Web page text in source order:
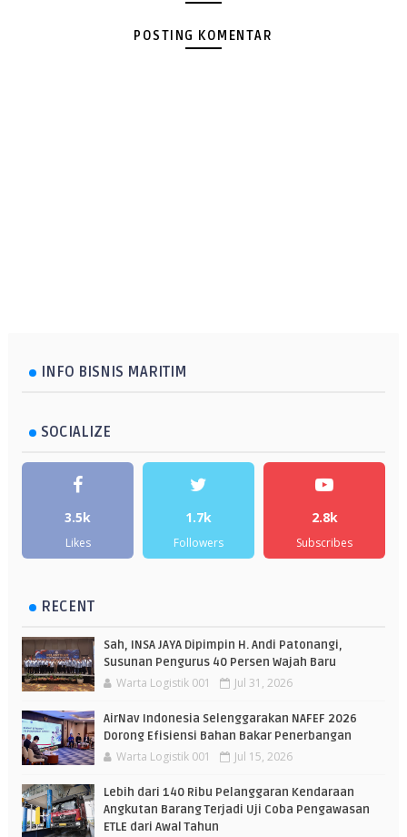
POSTING KOMENTAR
INFO BISNIS MARITIM
SOCIALIZE
3.5k
Likes
1.7k
Followers
2.8k
Subscribes
RECENT
Sah, INSA JAYA Dipimpin H. Andi Patonangi,
Susunan Pengurus 40 Persen Wajah Baru
Warta Logistik 001 Jul 31, 2026
AirNav Indonesia Selenggarakan NAFEF 2026
Dorong Efisiensi Bahan Bakar Penerbangan
Warta Logistik 001 Jul 15, 2026
Lebih dari 140 Ribu Pelanggaran Kendaraan
Angkutan Barang Terjadi Uji Coba Pengawasan
ETLE dari Awal Tahun